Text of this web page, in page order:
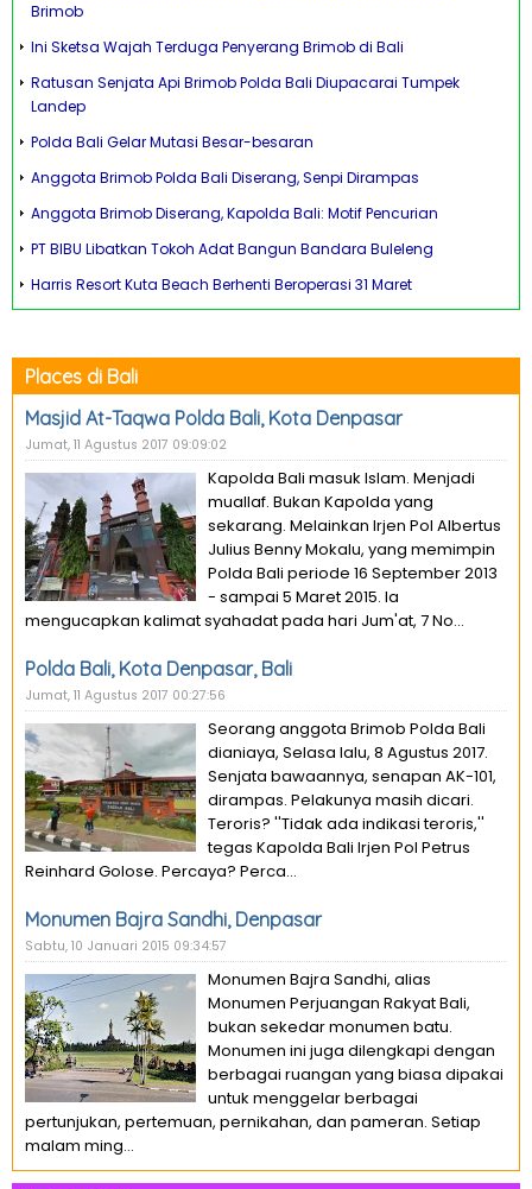
Brimob
Ini Sketsa Wajah Terduga Penyerang Brimob di Bali
Ratusan Senjata Api Brimob Polda Bali Diupacarai Tumpek
Landep
Polda Bali Gelar Mutasi Besar-besaran
Anggota Brimob Polda Bali Diserang, Senpi Dirampas
Anggota Brimob Diserang, Kapolda Bali: Motif Pencurian
PT BIBU Libatkan Tokoh Adat Bangun Bandara Buleleng
Harris Resort Kuta Beach Berhenti Beroperasi 31 Maret
Places di Bali
Masjid At-Taqwa Polda Bali, Kota Denpasar
Jumat, 11 Agustus 2017 09:09:02
Kapolda Bali masuk Islam. Menjadi
muallaf. Bukan Kapolda yang
sekarang. Melainkan Irjen Pol Albertus
Julius Benny Mokalu, yang memimpin
Polda Bali periode 16 September 2013
- sampai 5 Maret 2015. Ia
mengucapkan kalimat syahadat pada hari Jum'at, 7 No...
Polda Bali, Kota Denpasar, Bali
Jumat, 11 Agustus 2017 00:27:56
Seorang anggota Brimob Polda Bali
dianiaya, Selasa lalu, 8 Agustus 2017.
Senjata bawaannya, senapan AK-101,
dirampas. Pelakunya masih dicari.
Teroris? ''Tidak ada indikasi teroris,''
tegas Kapolda Bali Irjen Pol Petrus
Reinhard Golose. Percaya? Perca...
Monumen Bajra Sandhi, Denpasar
Sabtu, 10 Januari 2015 09:34:57
Monumen Bajra Sandhi, alias
Monumen Perjuangan Rakyat Bali,
bukan sekedar monumen batu.
Monumen ini juga dilengkapi dengan
berbagai ruangan yang biasa dipakai
untuk menggelar berbagai
pertunjukan, pertemuan, pernikahan, dan pameran. Setiap
malam ming...